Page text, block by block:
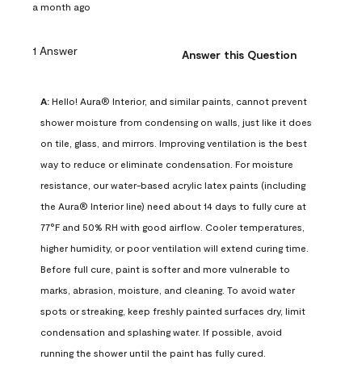
a month ago
1 Answer Answer this Question
A: Hello! Aura® Interior, and similar paints, cannot prevent
shower moisture from condensing on walls, just like it does
on tile, glass, and mirrors. Improving ventilation is the best
way to reduce or eliminate condensation. For moisture
resistance, our water-based acrylic latex paints (including
the Aura® Interior line) need about 14 days to fully cure at
77°F and 50% RH with good airflow. Cooler temperatures,
higher humidity, or poor ventilation will extend curing time.
Before full cure, paint is softer and more vulnerable to
marks, abrasion, moisture, and cleaning. To avoid water
spots or streaking, keep freshly painted surfaces dry, limit
condensation and splashing water. If possible, avoid
running the shower until the paint has fully cured.